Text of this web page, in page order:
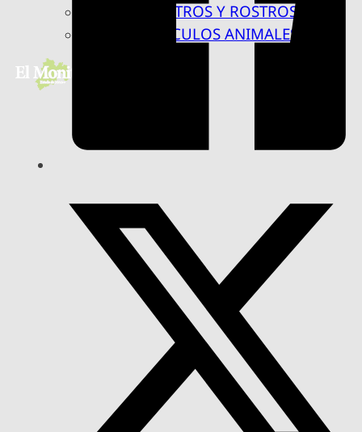
RASTROS Y ROSTROS
VÍNCULOS ANIMALES